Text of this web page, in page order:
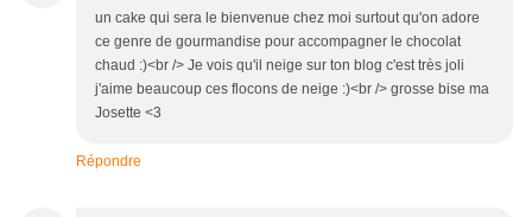
un cake qui sera le bienvenue chez moi surtout qu'on adore
ce genre de gourmandise pour accompagner le chocolat
chaud :)<br /> Je vois qu'il neige sur ton blog c'est très joli
j'aime beaucoup ces flocons de neige :)<br /> grosse bise ma
Josette <3
Répondre